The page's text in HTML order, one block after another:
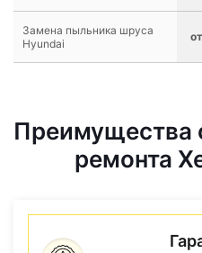
Замена пыльника шруса
Hyundai
Преимущества
ремонта